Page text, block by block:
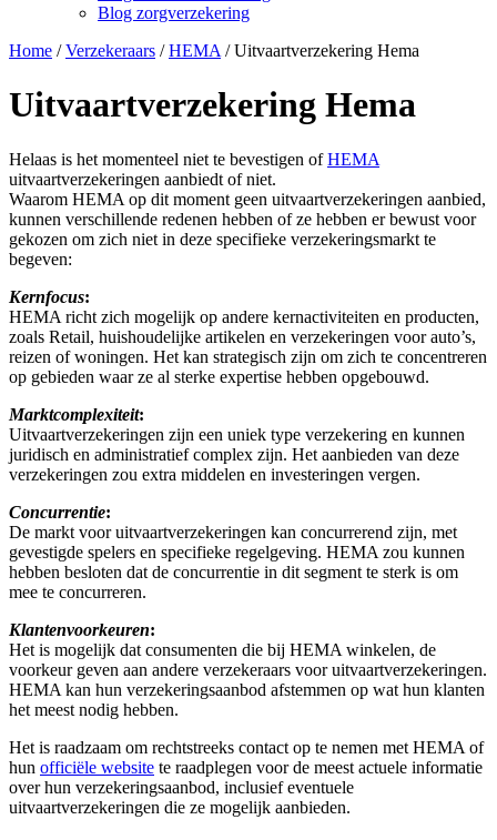
Blog zorgverzekering
Home /Verzekeraars /HEMA /Uitvaartverzekering Hema
Uitvaartverzekering Hema
Helaas is het momenteel niet te bevestigen ofHEMA
uitvaartverzekeringen aanbiedt of niet.
Waarom HEMA op dit moment geen uitvaartverzekeringen aanbied,
kunnen verschillende redenen hebben of ze hebben er bewust voor
gekozen om zich niet in deze specifieke verzekeringsmarkt te
begeven:
Kernfocus:
HEMA richt zich mogelijk op andere kernactiviteiten en producten,
zoals Retail, huishoudelijke artikelen en verzekeringen voor auto’s,
reizen of woningen. Het kan strategisch zijn om zich te concentreren
op gebieden waar ze al sterke expertise hebben opgebouwd.
Marktcomplexiteit:
Uitvaartverzekeringen zijn een uniek type verzekering en kunnen
juridisch en administratief complex zijn. Het aanbieden van deze
verzekeringen zou extra middelen en investeringen vergen.
Concurrentie:
De markt voor uitvaartverzekeringen kan concurrerend zijn, met
gevestigde spelers en specifieke regelgeving. HEMA zou kunnen
hebben besloten dat de concurrentie in dit segment te sterk is om
mee te concurreren.
Klantenvoorkeuren:
Het is mogelijk dat consumenten die bij HEMA winkelen, de
voorkeur geven aan andere verzekeraars voor uitvaartverzekeringen.
HEMA kan hun verzekeringsaanbod afstemmen op wat hun klanten
het meest nodig hebben.
Het is raadzaam om rechtstreeks contact op te nemen met HEMA of
hun officiële website te raadplegen voor de meest actuele informatie
over hun verzekeringsaanbod, inclusief eventuele
uitvaartverzekeringen die ze mogelijk aanbieden.